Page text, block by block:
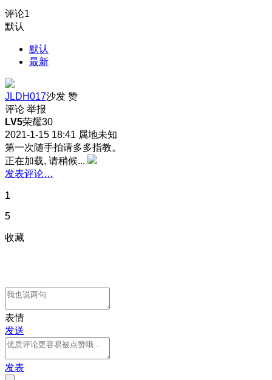
评论1
默认
默认
最新
JLDH017沙发 赞
评论 举报
LV5荣耀30
2021-1-15 18:41 属地未知
第一次随手拍请多多指教。
正在加载, 请稍候...
发表评论…
1
5
收藏
表情
发送
发表